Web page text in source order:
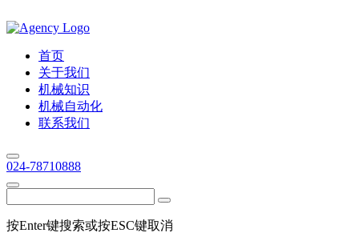
首页
关于我们
机械知识
机械自动化
联系我们
024-78710888
按Enter键搜索或按ESC键取消